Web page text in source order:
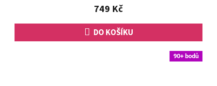
5
hvězdiček.
749 Kč
DO KOŠÍKU
90+ bodů